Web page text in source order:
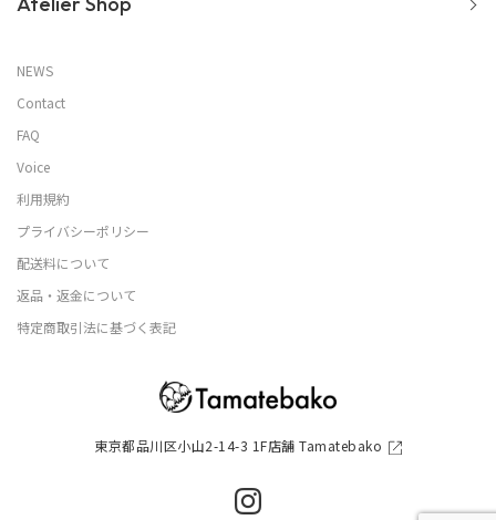
東京都品川区小山2-14-3 1F店舗 Tamatebako
NEWS
Contact
FAQ
Voice
利用規約
プライバシーポリシー
配送料について
返品・返金について
特定商取引法に基づく表記